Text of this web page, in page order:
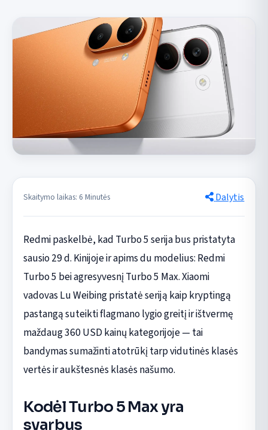
Skaitymo laikas: 6 Minutės Dalytis
Redmi paskelbė, kad Turbo 5 serija bus pristatyta
sausio 29 d. Kinijoje ir apims du modelius: Redmi
Turbo 5 bei agresyvesnį Turbo 5 Max. Xiaomi
vadovas Lu Weibing pristatė seriją kaip kryptingą
pastangą suteikti flagmano lygio greitį ir ištvermę
maždaug 360 USD kainų kategorijoje — tai
bandymas sumažinti atotrūkį tarp vidutinės klasės
vertės ir aukštesnės klasės našumo.
Kodėl Turbo 5 Max yra
svarbus